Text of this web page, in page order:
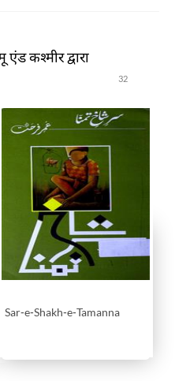
कश्मीर द्वारा
32
Sar-e-Shakh-e-Tamanna